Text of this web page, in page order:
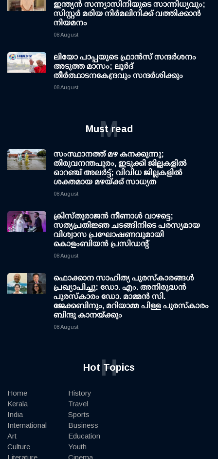
ഇന്ത്യൻ സന്ന്യാസിനിയുടെ സാന്നിധ്യവും;
സിസ്റ്റർ മരിയ നിർമലിനിക്ക് വത്തിക്കാൻ
നിയമനം
08 August
ലിയോ പാപ്പയുടെ ഫ്രാൻസ് സന്ദർശനം
അടുത്ത മാസം; ലൂർദ്
തീർത്ഥാടനകേന്ദ്രവും സന്ദർശിക്കും
08 August
Must read
M
സംസ്ഥാനത്ത് മഴ കനക്കുന്നു;
തിരുവനന്തപുരം, ഇടുക്കി ജില്ലകളിൽ
ഓറഞ്ച് അലർട്ട്; വിവിധ ജില്ലകളിൽ
ശക്തമായ മഴയ്ക്ക് സാധ്യത
08 August
ക്രിസ്തുരാജൻ നീണാൾ വാഴട്ടെ;
സത്യപ്രതിജ്ഞ ചടങ്ങിനിടെ പരസ്യമായ
വിശ്വാസ പ്രഘോഷണവുമായി
കൊളംബിയൻ പ്രസിഡന്റ്
08 August
ഫൊക്കാന സാഹിത്യ പുരസ്‌കാരങ്ങള്‍
പ്രഖ്യാപിച്ചു: ഡോ. എം. അനിരുദ്ധന്‍
പുരസ്‌കാരം ഡോ. മാമ്മന്‍ സി.
ജേക്കബിനും, മറിയാമ്മ പിള്ള പുരസ്‌കാരം
ബിന്ദു കാനയ്ക്കും
08 August
Hot Topics
H
Home
Kerala
India
International
Art
Culture
Literature
History
Travel
Sports
Business
Education
Youth
Cinema